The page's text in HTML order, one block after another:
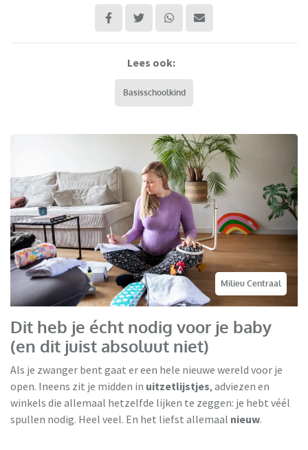
Lees ook:
Basisschoolkind
Milieu Centraal
Dit heb je écht nodig voor je baby
(en dit juist absoluut niet)
Als je zwanger bent gaat er een hele nieuwe wereld voor je
open. Ineens zit je midden in uitzetlijstjes, adviezen en
winkels die allemaal hetzelfde lijken te zeggen: je hebt véél
spullen nodig. Heel veel. En het liefst allemaal nieuw.